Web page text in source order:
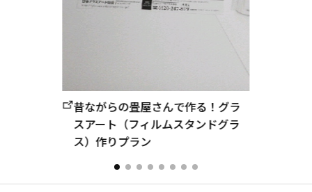
昔ながらの畳屋さんで作る！グラ
スアート（フィルムスタンドグラ
ス）作りプラン